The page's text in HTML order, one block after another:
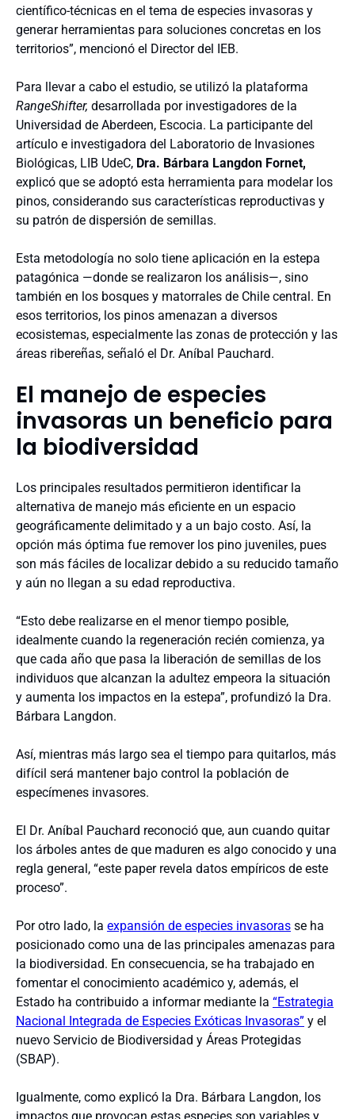
científico-técnicas en el tema de especies invasoras y
generar herramientas para soluciones concretas en los
territorios”, mencionó el Director del IEB.
Para llevar a cabo el estudio, se utilizó la plataforma
RangeShifter, desarrollada por investigadores de la
Universidad de Aberdeen, Escocia. La participante del
artículo e investigadora del Laboratorio de Invasiones
Biológicas, LIB UdeC, Dra. Bárbara Langdon Fornet,
explicó que se adoptó esta herramienta para modelar los
pinos, considerando sus características reproductivas y
su patrón de dispersión de semillas.
Esta metodología no solo tiene aplicación en la estepa
patagónica —donde se realizaron los análisis—, sino
también en los bosques y matorrales de Chile central. En
esos territorios, los pinos amenazan a diversos
ecosistemas, especialmente las zonas de protección y las
áreas ribereñas, señaló el Dr. Aníbal Pauchard.
El manejo de especies
invasoras un beneficio para
la biodiversidad
Los principales resultados permitieron identificar la
alternativa de manejo más eficiente en un espacio
geográficamente delimitado y a un bajo costo. Así, la
opción más óptima fue remover los pino juveniles, pues
son más fáciles de localizar debido a su reducido tamaño
y aún no llegan a su edad reproductiva.
“Esto debe realizarse en el menor tiempo posible,
idealmente cuando la regeneración recién comienza, ya
que cada año que pasa la liberación de semillas de los
individuos que alcanzan la adultez empeora la situación
y aumenta los impactos en la estepa”, profundizó la Dra.
Bárbara Langdon.
Así, mientras más largo sea el tiempo para quitarlos, más
difícil será mantener bajo control la población de
especímenes invasores.
El Dr. Aníbal Pauchard reconoció que, aun cuando quitar
los árboles antes de que maduren es algo conocido y una
regla general, “este paper revela datos empíricos de este
proceso”.
Por otro lado, la expansión de especies invasoras se ha
posicionado como una de las principales amenazas para
la biodiversidad. En consecuencia, se ha trabajado en
fomentar el conocimiento académico y, además, el
Estado ha contribuido a informar mediante la “Estrategia
Nacional Integrada de Especies Exóticas Invasoras” y el
nuevo Servicio de Biodiversidad y Áreas Protegidas
(SBAP).
Igualmente, como explicó la Dra. Bárbara Langdon, los